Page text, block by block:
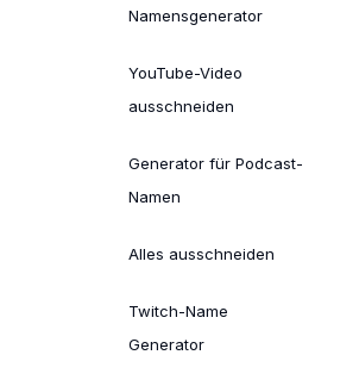
Namensgenerator
YouTube-Video
ausschneiden
Generator für Podcast-
Namen
Alles ausschneiden
Twitch-Name
Generator